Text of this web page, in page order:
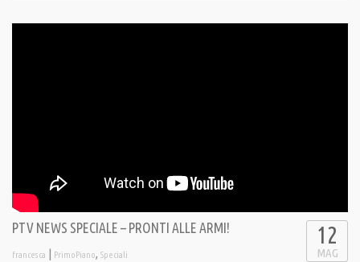
PTV NEWS SPECIALE – PRONTI ALLE ARMI!
francesca | PrimoPiano, Speciali
12
MAG